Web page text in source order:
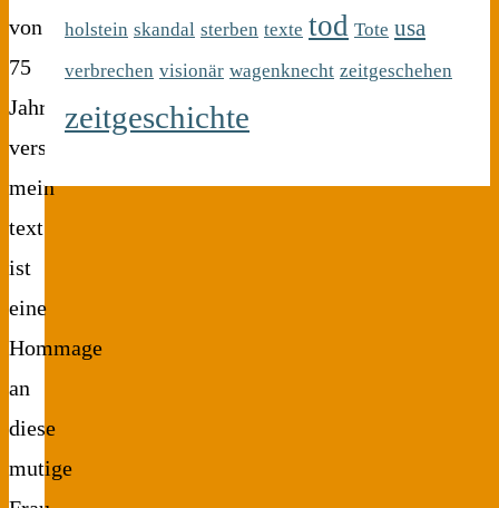
von
75
Jahren
verstorben.
mein
text
ist
eine
Hommage
an
diese
mutige
holstein skandal sterben texte tod Tote usa
verbrechen visionär wagenknecht zeitgeschehen
zeitgeschichte